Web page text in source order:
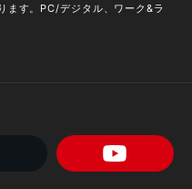
ます。PC/デジタル、ワーク&ラ